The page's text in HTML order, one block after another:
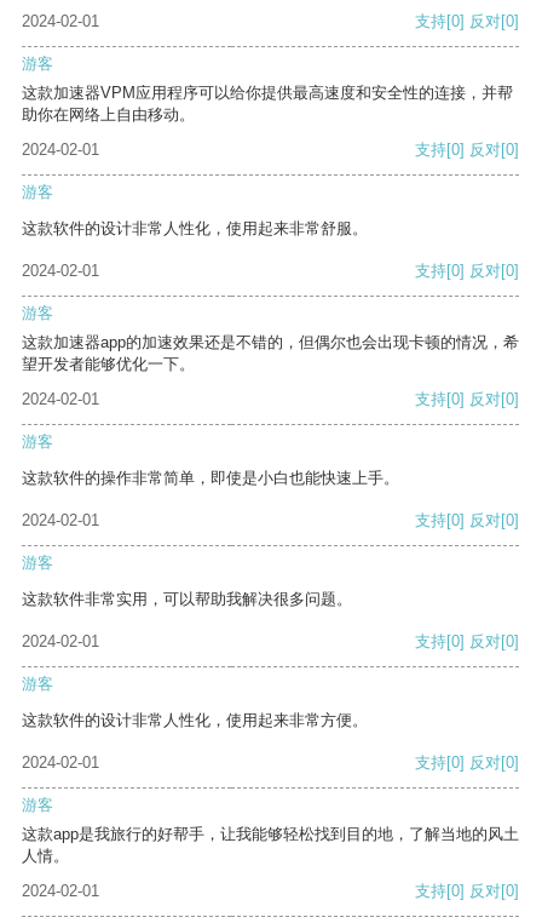
2024-02-01
支持[0] 反对[0]
游客
这款加速器VPM应用程序可以给你提供最高速度和安全性的连接，并帮
助你在网络上自由移动。
2024-02-01
支持[0] 反对[0]
游客
这款软件的设计非常人性化，使用起来非常舒服。
2024-02-01 支持[0] 反对[0]
游客
这款加速器app的加速效果还是不错的，但偶尔也会出现卡顿的情况，希
望开发者能够优化一下。
2024-02-01
支持[0] 反对[0]
游客
这款软件的操作非常简单，即使是小白也能快速上手。
2024-02-01 支持[0] 反对[0]
游客
这款软件非常实用，可以帮助我解决很多问题。
2024-02-01 支持[0] 反对[0]
游客
这款软件的设计非常人性化，使用起来非常方便。
2024-02-01 支持[0] 反对[0]
游客
这款app是我旅行的好帮手，让我能够轻松找到目的地，了解当地的风土
人情。
2024-02-01
支持[0] 反对[0]